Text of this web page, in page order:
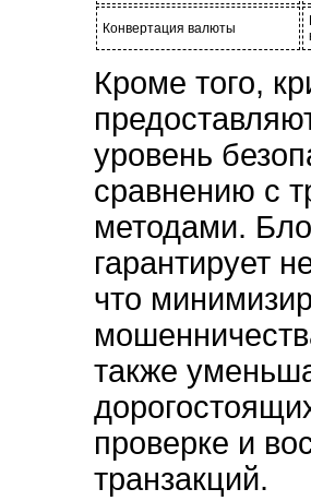
Конвертация валюты
Кроме того,
уровень
сравнению с
методами.
гарантирует
что
также
проверке и
транзакций.